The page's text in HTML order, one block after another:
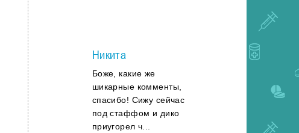
Никита
Боже, какие же
шикарные комменты,
спасибо! Сижу сейчас
под стаффом и дико
приугорел ч...